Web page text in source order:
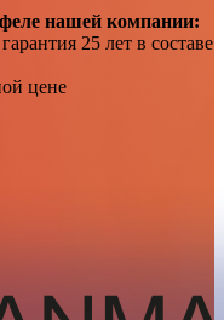
нашей компании:
25 лет в составе
цене